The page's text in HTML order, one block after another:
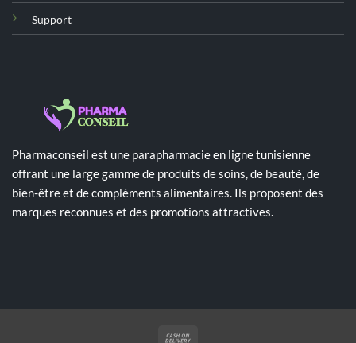
Support
Pharmaconseil est une parapharmacie en ligne tunisienne
offrant une large gamme de produits de soins, de beauté, de
bien-être et de compléments alimentaires. Ils proposent des
marques reconnues et des promotions attractives.